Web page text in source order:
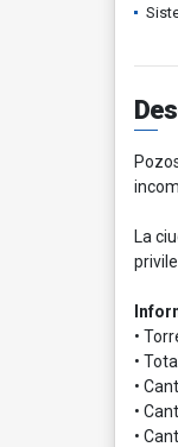
La
•
•
•
•
•